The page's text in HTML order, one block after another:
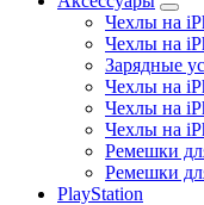
Чехлы на
Чехлы на
Зарядные
Чехлы на
Чехлы на
Чехлы на
Ремешки
Ремешки
PlayStation